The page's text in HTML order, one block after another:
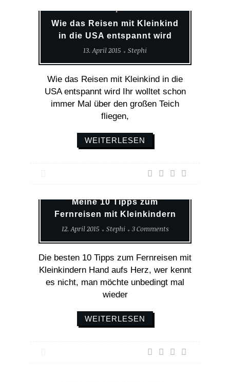
Wie das Reisen mit Kleinkind
in die USA entspannt wird
13. April 2015 Stephi
Wie das Reisen mit Kleinkind in die
USA entspannt wird Ihr wolltet schon
immer Mal über den großen Teich
fliegen,
WEITERLESEN
Meine 10 Tipps zum
Fernreisen mit Kleinkindern
12. April 2015 Stephi 3 Comments
Die besten 10 Tipps zum Fernreisen mit
Kleinkindern Hand aufs Herz, wer kennt
es nicht, man möchte unbedingt mal
wieder
WEITERLESEN